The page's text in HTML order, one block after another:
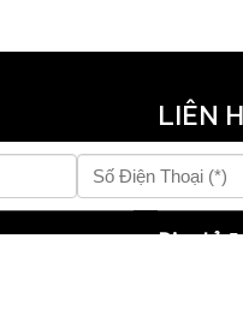
LIÊN
Hotline:
Địa chỉ: